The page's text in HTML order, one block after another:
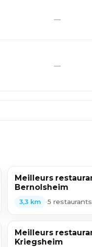
—
—
Meilleurs
Bernolsheim
3,3 km •5 restaurants
Meilleurs
Kriegsheim